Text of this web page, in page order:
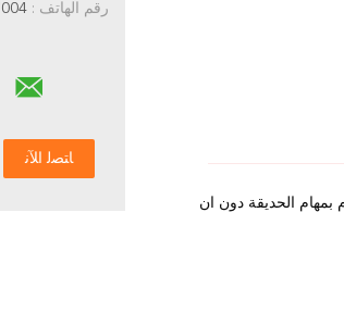
رقم الهاتف :
بمهام الحديقة دون ان